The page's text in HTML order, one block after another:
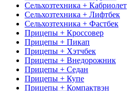
Сельхозтехника + Кабриолет
Сельхозтехника + Лифтбек
Сельхозтехника + Фастбек
Прицепы + Кроссовер
Прицепы + Пикап
Прицепы + Хэтчбек
Прицепы + Внедорожник
Прицепы + Седан
Прицепы + Купе
Прицепы + Компактвэн